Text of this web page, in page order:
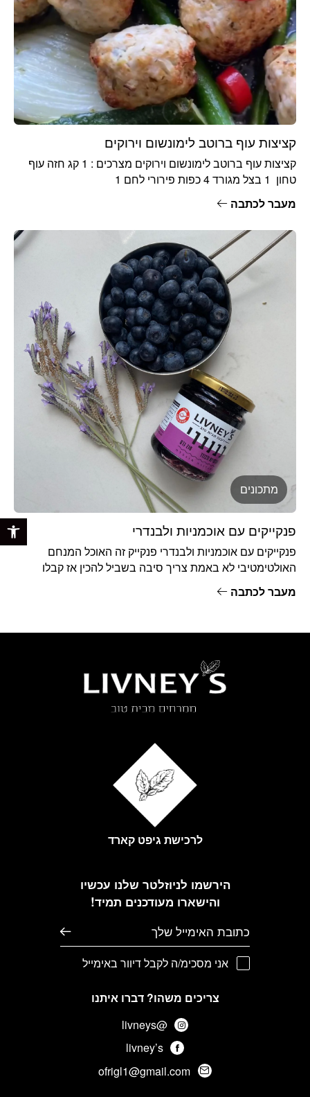
קציצות עוף ברוטב לימונשום וירוקים
קציצות עוף ברוטב לימונשום וירוקים מצרכים : 1 קג חזה עוף
טחון 1 בצל מגורד 4 כפות פירורי לחם 1
מעבר לכתבה
מתכונים
פנקייקים עם אוכמניות ולבנדרי
פנקייקים עם אוכמניות ולבנדרי פנקייק זה האוכל המנחם
האולטימטיבי לא באמת צריך סיבה בשביל להכין אז קבלו
מעבר לכתבה
הירשמו לניוזלטר שלנו עכשיו
והישארו מעודכנים תמיד!
אני מסכימ/ה לקבל דיוור באימייל
צריכים משהו? דברו איתנו
@livneys
livney’s
ofrigl1@gmail.com
לרכישת גיפט קארד